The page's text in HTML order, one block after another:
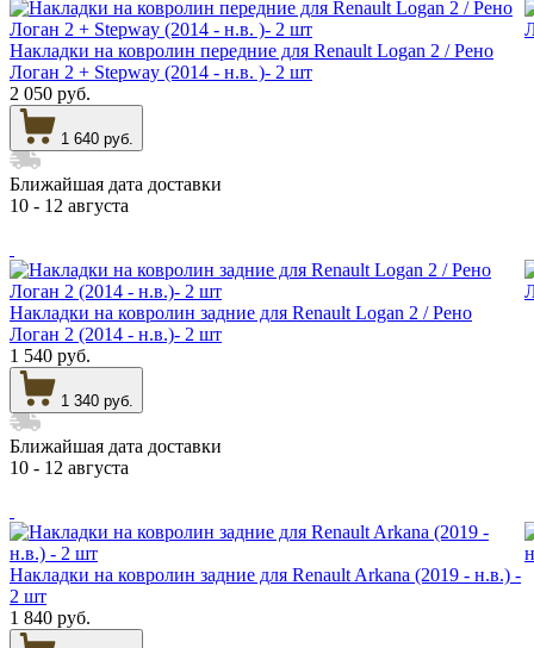
Накладки на ковролин передние для Renault Logan 2 / Рено
Логан 2 + Stepway (2014 - н.в. )- 2 шт
2 050 руб.
1 640 руб.
Ближайшая дата доставки
10 - 12 августа
Накладки на ковролин задние для Renault Logan 2 / Рено
Логан 2 (2014 - н.в.)- 2 шт
1 540 руб.
1 340 руб.
Ближайшая дата доставки
10 - 12 августа
Накладки на ковролин задние для Renault Arkana (2019 - н.в.) -
2 шт
1 840 руб.